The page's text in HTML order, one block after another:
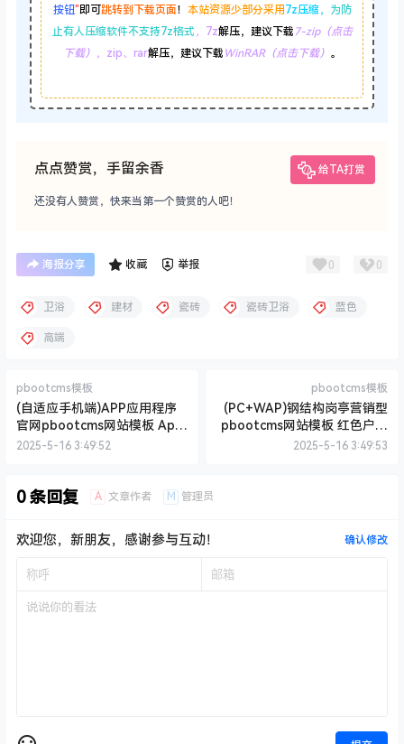
按钮” 即可跳转到下载页面！ 本站资源少部分采用 7z压缩，
为防
止有人压缩软件不支持7z格式 ，7z解压，建议下载 7-zip（点击
下载） ，zip、rar解压，建议下载 WinRAR（点击下载） 。
点点赞赏，手留余香 给TA打赏
还没有人赞赏，快来当第一个赞赏的人吧！
海报分享 收藏 举报 0 0
卫浴 建材 瓷砖 瓷砖卫浴 蓝色
高端
pbootcms模板
(自适应手机端)APP应用程序
官网pbootcms网站模板 App
软件落地页网站源码下载
2025-5-16 3:49:52
pbootcms模板
(PC+WAP)钢结构岗亭营销型
pbootcms网站模板 红色户外
岗亭网站源码下载
2025-5-16 3:49:53
0 条回复 A 文章作者 M 管理员
欢迎您，新朋友，感谢参与互动！ 确认修改